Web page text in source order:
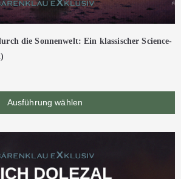
die Sonnenwelt: Ein klassischer Science-
Ausführung wählen